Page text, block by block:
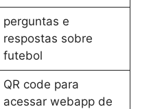
perguntas e
respostas sobre
futebol
QR code para
acessar webapp de